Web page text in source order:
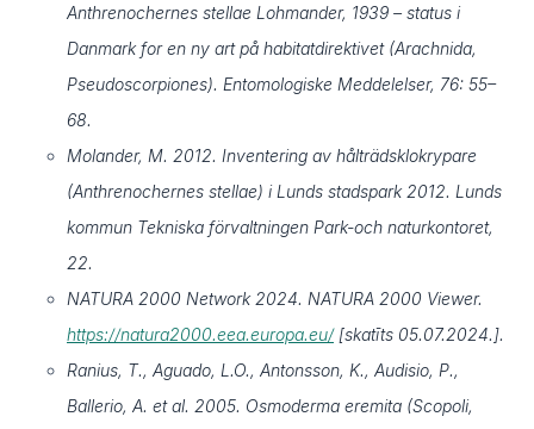
Anthrenochernes stellae Lohmander, 1939 – status i
Danmark for en ny art på habitatdirektivet (Arachnida,
Pseudoscorpiones). Entomologiske Meddelelser, 76: 55–
68.
Molander, M. 2012. Inventering av hålträdsklokrypare
(Anthrenochernes stellae) i Lunds stadspark 2012. Lunds
kommun Tekniska förvaltningen Park-och naturkontoret,
22.
NATURA 2000 Network 2024. NATURA 2000 Viewer.
https://natura2000.eea.europa.eu/[skatīts 05.07.2024.].
Ranius, T., Aguado, L.O., Antonsson, K., Audisio, P.,
Ballerio, A. et al. 2005. Osmoderma eremita (Scopoli,